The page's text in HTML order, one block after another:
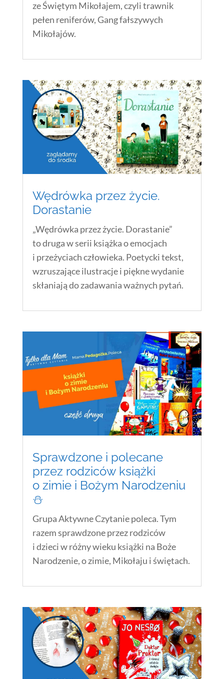
ze Świętym Mikołajem, czyli trawnik
pełen reniferów, Gang fałszywych
Mikołajów.
Wędrówka przez życie.
Dorastanie
„Wędrówka przez życie. Dorastanie”
to druga w serii książka o emocjach
i przeżyciach człowieka. Poetycki tekst,
wzruszające ilustracje i piękne wydanie
skłaniają do zadawania ważnych pytań.
Sprawdzone i polecane
przez rodziców książki
o zimie i Bożym Narodzeniu
⛄️
Grupa Aktywne Czytanie poleca. Tym
razem sprawdzone przez rodziców
i dzieci w różny wieku książki na Boże
Narodzenie, o zimie, Mikołaju i świętach.